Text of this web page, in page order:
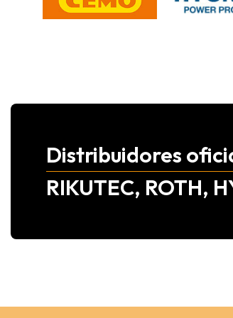
Distribuidores
RIKUTEC, ROTH,